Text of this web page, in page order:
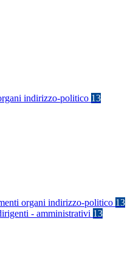
indirizzo-politico 13
organi indirizzo-politico 13
- amministrativi 13